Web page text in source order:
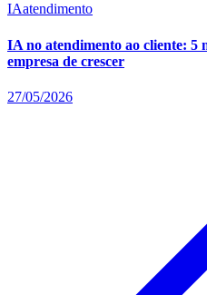
IAatendimento
IA no atendimento ao cliente: 5
empresa de crescer
27/05/2026